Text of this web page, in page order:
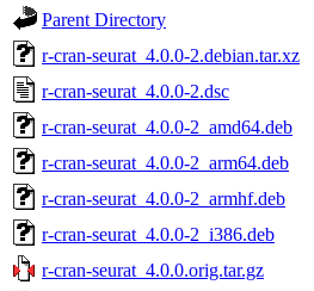
Parent Directory
r-cran-seurat_4.0.0-2.debian.tar.xz
r-cran-seurat_4.0.0-2.dsc
r-cran-seurat_4.0.0-2_amd64.deb
r-cran-seurat_4.0.0-2_arm64.deb
r-cran-seurat_4.0.0-2_armhf.deb
r-cran-seurat_4.0.0-2_i386.deb
r-cran-seurat_4.0.0.orig.tar.gz